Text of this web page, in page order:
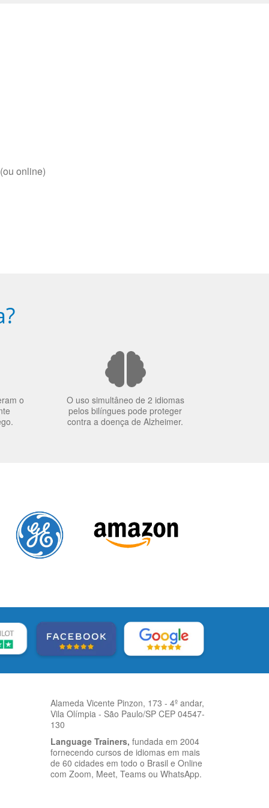
online)
o
O uso simultâneo de 2 idiomas
pelos bilíngues pode proteger
contra a doença de Alzheimer.
Alameda Vicente Pinzon, 173 - 4º andar,
Vila Olímpia - São Paulo/SP CEP 04547-
130
Language Trainers, fundada em 2004
fornecendo cursos de idiomas em mais
de 60 cidades em todo o Brasil e Online
com Zoom, Meet, Teams ou WhatsApp.